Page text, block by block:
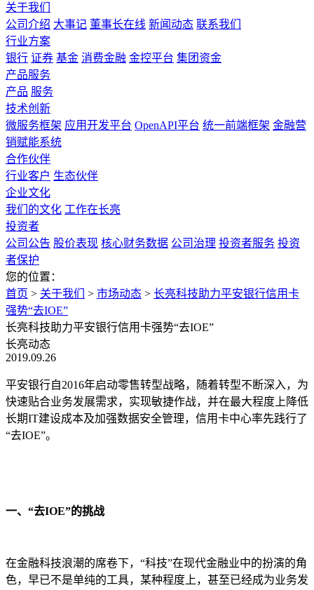
关于我们
公司介绍 大事记 董事长在线 新闻动态 联系我们
行业方案
银行 证券 基金 消费金融 金控平台 集团资金
产品服务
产品 服务
技术创新
微服务框架 应用开发平台 OpenAPI平台 统一前端框架 金融营
销赋能系统
合作伙伴
行业客户 生态伙伴
企业文化
我们的文化 工作在长亮
投资者
公司公告 股价表现 核心财务数据 公司治理 投资者服务 投资
者保护
您的位置：
首页 > 关于我们 > 市场动态 > 长亮科技助力平安银行信用卡
强势“去IOE”
长亮科技助力平安银行信用卡强势“去IOE”
长亮动态
2019.09.26
平安银行自2016年启动零售转型战略，随着转型不断深入，为
快速贴合业务发展需求，实现敏捷作战，并在最大程度上降低
长期IT建设成本及加强数据安全管理，信用卡中心率先践行了
“去IOE”。
一、“去IOE”的挑战
在金融科技浪潮的席卷下，“科技”在现代金融业中的扮演的角
色，早已不是单纯的工具，某种程度上，甚至已经成为业务发